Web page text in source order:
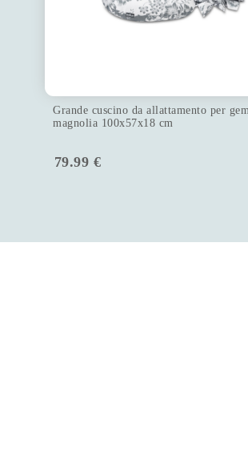
Grande cuscino da allattamento per
magnolia 100x57x18 cm
79.99 €